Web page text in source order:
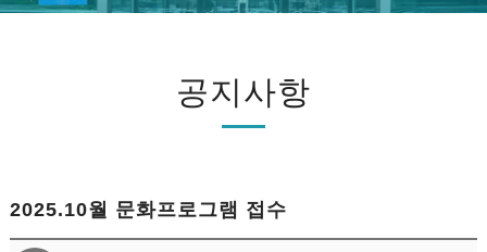
공지사항
2025.10월 문화프로그램 접수